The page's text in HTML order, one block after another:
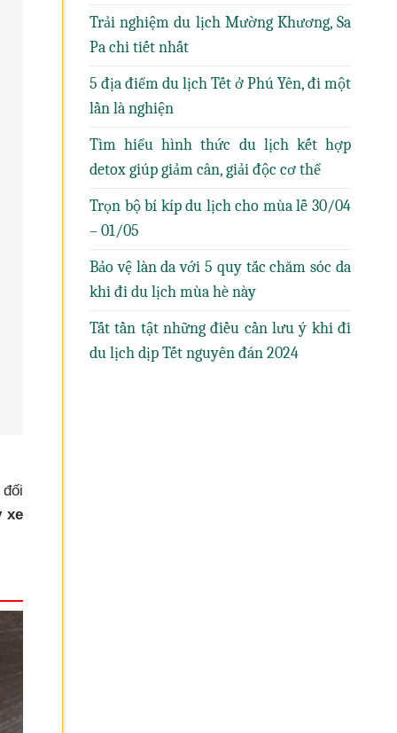
xe
Trải nghiệm du lịch Mường Khương, Sa
Pa chi tiết nhất
5 địa điểm du lịch Tết ở Phú Yên, đi một
lần là nghiện
Tìm hiểu hình thức du lịch kết hợp
detox giúp giảm cân, giải độc cơ thể
Trọn bộ bí kíp du lịch cho mùa lễ 30/04
– 01/05
Bảo vệ làn da với 5 quy tắc chăm sóc da
khi đi du lịch mùa hè này
Tất tần tật những điều cần lưu ý khi đi
du lịch dịp Tết nguyên đán 2024